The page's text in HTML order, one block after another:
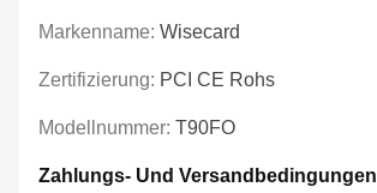
Markenname: Wisecard
Zertifizierung: PCI CE Rohs
Modellnummer: T90FO
Zahlungs- Und Versandbedingungen